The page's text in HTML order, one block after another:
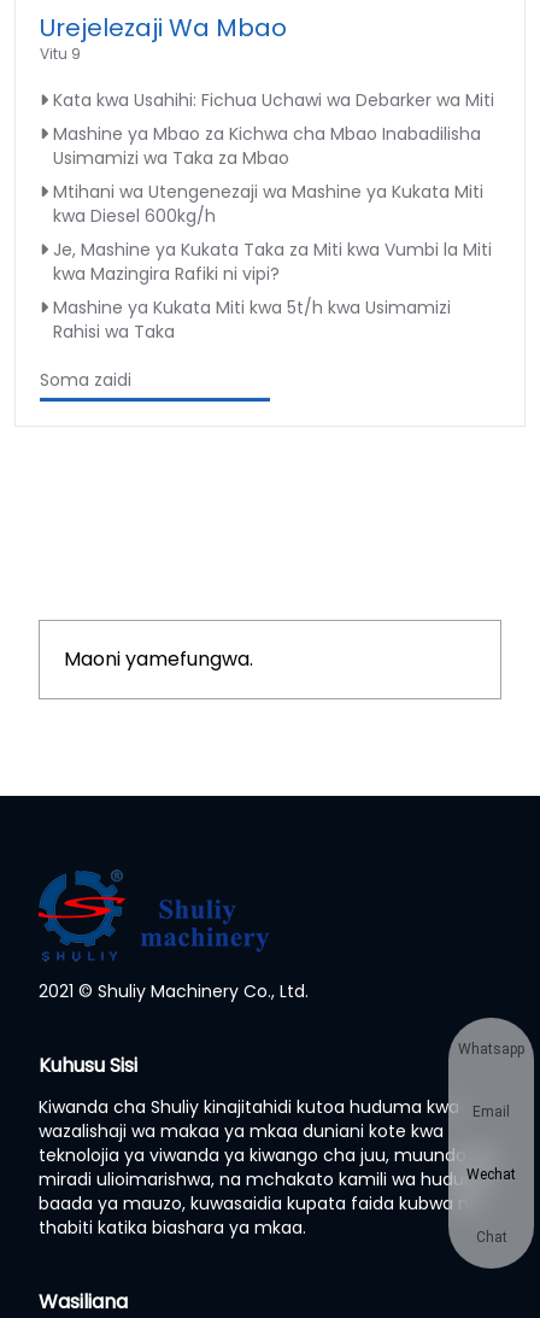
Urejelezaji Wa Mbao
Vitu 9
Kata kwa Usahihi: Fichua Uchawi wa Debarker wa Miti
Mashine ya Mbao za Kichwa cha Mbao Inabadilisha
Usimamizi wa Taka za Mbao
Mtihani wa Utengenezaji wa Mashine ya Kukata Miti
kwa Diesel 600kg/h
Je, Mashine ya Kukata Taka za Miti kwa Vumbi la Miti
kwa Mazingira Rafiki ni vipi?
Mashine ya Kukata Miti kwa 5t/h kwa Usimamizi
Rahisi wa Taka
Soma zaidi
Maoni yamefungwa.
2021 © Shuliy Machinery Co., Ltd.
Kuhusu Sisi
Kiwanda cha Shuliy kinajitahidi kutoa huduma kwa
wazalishaji wa makaa ya mkaa duniani kote kwa
teknolojia ya viwanda ya kiwango cha juu, muundo wa
miradi ulioimarishwa, na mchakato kamili wa huduma
baada ya mauzo, kuwasaidia kupata faida kubwa na
thabiti katika biashara ya mkaa.
Wasiliana
Whatsapp
Email
Wechat
Chat